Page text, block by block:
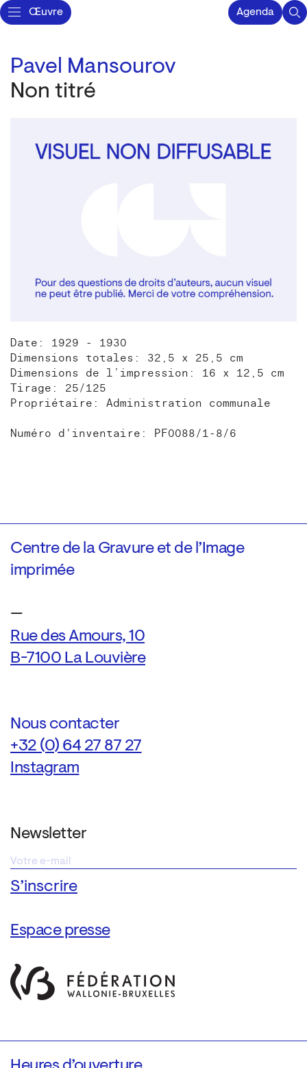
Œuvre Agenda
Pavel Mansourov
Non titré
Date: 1929 - 1930
Dimensions totales: 32,5 x 25,5 cm
Dimensions de l’impression: 16 x 12,5 cm
Tirage: 25/125
Propriétaire: Administration communale
Numéro d'inventaire: PF0088/1-8/6
Centre de la Gravure et de l’Image
imprimée
—
Rue des Amours, 10
B-7100 La Louvière
Nous contacter
+32 (0) 64 27 87 27
Instagram
Newsletter
Espace presse